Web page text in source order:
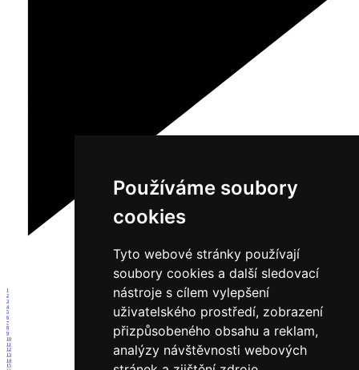
Používáme soubory
cookies
Tyto webové stránky používají
soubory cookies a další sledovací
nástroje s cílem vylepšení
uživatelského prostředí, zobrazení
přizpůsobeného obsahu a reklam,
analýzy návštěvnosti webových
1
2
3
4
5
6
7
8
9
10
11
12
13
14
15